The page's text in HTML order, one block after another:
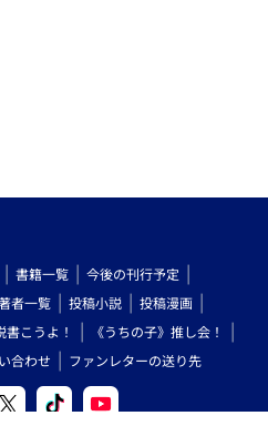
書籍一覧
今後の刊行予定
者一覧 投稿小説
投稿漫画
こうよ！
《うちの子》推し会！
合わせ ファンレターの送り先